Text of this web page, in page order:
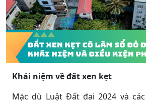
Khái niệm về đất xen kẹt
Mặc dù Luật Đất đai 2024 và